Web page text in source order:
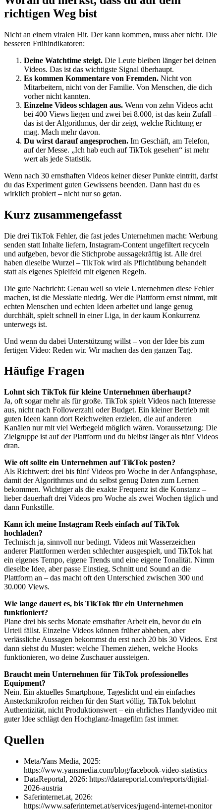
richtigen Weg bist
Nicht an einem viralen Hit. Der kann kommen, muss aber nicht. Die
besseren Frühindikatoren:
Deine Watchtime steigt. Die Leute bleiben länger bei deinen
Videos. Das ist das wichtigste Signal überhaupt.
Es kommen Kommentare von Fremden. Nicht von
Mitarbeitern, nicht von der Familie. Von Menschen, die dich
vorher nicht kannten.
Einzelne Videos schlagen aus. Wenn von zehn Videos acht
bei 400 Views liegen und zwei bei 8.000, ist das kein Zufall –
das ist der Algorithmus, der dir zeigt, welche Richtung er
mag. Mach mehr davon.
Du wirst darauf angesprochen. Im Geschäft, am Telefon,
auf der Messe. „Ich hab euch auf TikTok gesehen“ ist mehr
wert als jede Statistik.
Wenn nach 30 ernsthaften Videos keiner dieser Punkte eintritt, darfst
du das Experiment guten Gewissens beenden. Dann hast du es
wirklich probiert – nicht nur so getan.
Kurz zusammengefasst
Die drei TikTok Fehler, die fast jedes Unternehmen macht: Werbung
senden statt Inhalte liefern, Instagram-Content ungefiltert recyceln
und aufgeben, bevor die Stichprobe aussagekräftig ist. Alle drei
haben dieselbe Wurzel – TikTok wird als Pflichtübung behandelt
statt als eigenes Spielfeld mit eigenen Regeln.
Die gute Nachricht: Genau weil so viele Unternehmen diese Fehler
machen, ist die Messlatte niedrig. Wer die Plattform ernst nimmt, mit
echten Menschen und echten Ideen arbeitet und lange genug
durchhält, spielt schnell in einer Liga, in der kaum Konkurrenz
unterwegs ist.
Und wenn du dabei Unterstützung willst – von der Idee bis zum
fertigen Video: Reden wir. Wir machen das den ganzen Tag.
Häufige Fragen
Lohnt sich TikTok für kleine Unternehmen überhaupt?
Ja, oft sogar mehr als für große. TikTok spielt Videos nach Interesse
aus, nicht nach Followerzahl oder Budget. Ein kleiner Betrieb mit
guten Ideen kann dort Reichweiten erzielen, die auf anderen
Kanälen nur mit viel Werbegeld möglich wären. Voraussetzung: Die
Zielgruppe ist auf der Plattform und du bleibst länger als fünf Videos
dran.
Wie oft sollte ein Unternehmen auf TikTok posten?
Als Richtwert: drei bis fünf Videos pro Woche in der Anfangsphase,
damit der Algorithmus und du selbst genug Daten zum Lernen
bekommen. Wichtiger als die exakte Frequenz ist die Konstanz –
lieber dauerhaft drei Videos pro Woche als zwei Wochen täglich und
dann Funkstille.
Kann ich meine Instagram Reels einfach auf TikTok
hochladen?
Technisch ja, sinnvoll nur bedingt. Videos mit Wasserzeichen
anderer Plattformen werden schlechter ausgespielt, und TikTok hat
ein eigenes Tempo, eigene Trends und eine eigene Tonalität. Nimm
dieselbe Idee, aber passe Einstieg, Schnitt und Sound an die
Plattform an – das macht oft den Unterschied zwischen 300 und
30.000 Views.
Wie lange dauert es, bis TikTok für ein Unternehmen
funktioniert?
Plane drei bis sechs Monate ernsthafter Arbeit ein, bevor du ein
Urteil fällst. Einzelne Videos können früher abheben, aber
verlässliche Aussagen bekommst du erst nach 20 bis 30 Videos. Erst
dann siehst du Muster: welche Themen ziehen, welche Hooks
funktionieren, wo deine Zuschauer aussteigen.
Braucht mein Unternehmen für TikTok professionelles
Equipment?
Nein. Ein aktuelles Smartphone, Tageslicht und ein einfaches
Ansteckmikrofon reichen für den Start völlig. TikTok belohnt
Authentizität, nicht Produktionswert – ein ehrliches Handyvideo mit
guter Idee schlägt den Hochglanz-Imagefilm fast immer.
Quellen
Meta/Yans Media, 2025:
https://www.yansmedia.com/blog/facebook-video-statistics
DataReportal, 2026: https://datareportal.com/reports/digital-
2026-austria
Saferinternet.at, 2026:
https://www.saferinternet.at/services/jugend-internet-monitor